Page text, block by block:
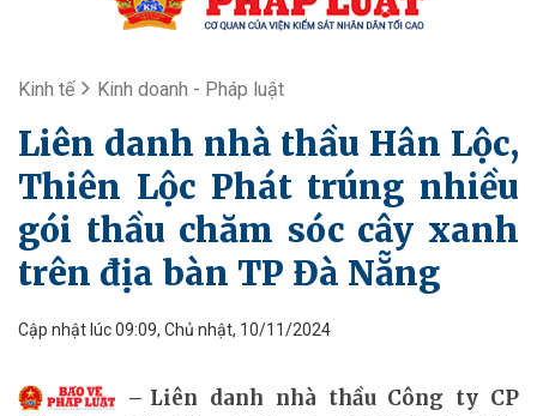
Kinh tế Kinh doanh - Pháp luật
Liên danh nhà thầu Hân Lộc,
Thiên Lộc Phát trúng nhiều
gói thầu chăm sóc cây xanh
trên địa bàn TP Đà Nẵng
Cập nhật lúc 09:09, Chủ nhật, 10/11/2024
Liên danh nhà thầu Công ty CP